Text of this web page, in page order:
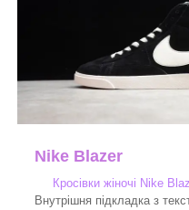
Nike Blazer
Кросівки жіночі Nike
Внутрішня підкладка з